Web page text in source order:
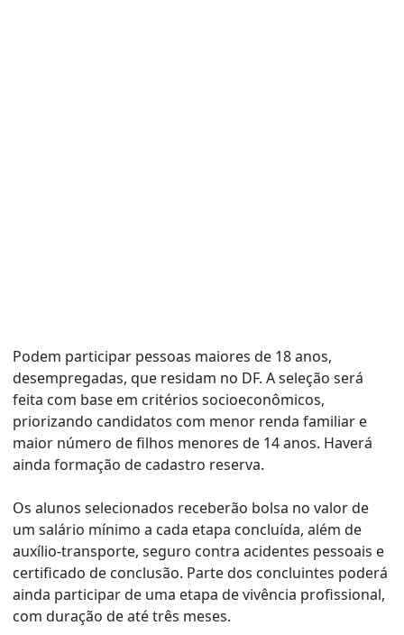
Podem participar pessoas maiores de 18 anos,
desempregadas, que residam no DF. A seleção será
feita com base em critérios socioeconômicos,
priorizando candidatos com menor renda familiar e
maior número de filhos menores de 14 anos. Haverá
ainda formação de cadastro reserva.
Os alunos selecionados receberão bolsa no valor de
um salário mínimo a cada etapa concluída, além de
auxílio-transporte, seguro contra acidentes pessoais e
certificado de conclusão. Parte dos concluintes poderá
ainda participar de uma etapa de vivência profissional,
com duração de até três meses.